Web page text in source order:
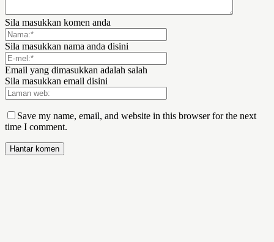
Sila masukkan komen anda
Sila masukkan nama anda disini
Email yang dimasukkan adalah salah
Sila masukkan email disini
Save my name, email, and website in this browser for the next
time I comment.